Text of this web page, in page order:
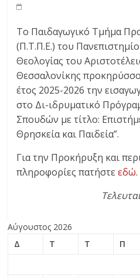
Το Παιδαγωγικό Τμήμα
(Π.Τ.Π.Ε.) του
Θεολογίας του
Θεσσαλονίκης
έτος 2025-2026 την
στο Δι-ιδρυματικό
Σπουδών με τίτλο:
Θρησκεία και Παιδεία”.
Για την Προκήρυξη και
πληροφορίες πατήστεεδώ.
Αύγουστος 2026
Δ
Τ Τ Π